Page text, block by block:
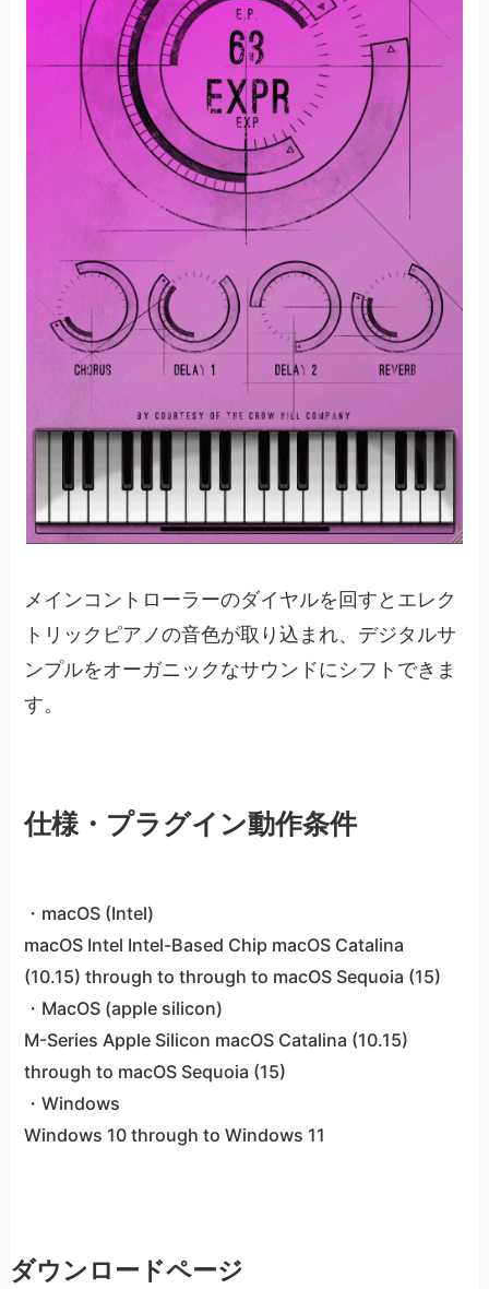
メインコントローラーのダイヤルを回すとエレク
トリックピアノの音色が取り込まれ、デジタルサ
ンプルをオーガニックなサウンドにシフトできま
す。
仕様・プラグイン動作条件
・macOS (Intel)
macOS Intel Intel-Based Chip macOS Catalina
(10.15) through to through to macOS Sequoia (15)
・MacOS (apple silicon)
M-Series Apple Silicon macOS Catalina (10.15)
through to macOS Sequoia (15)
・Windows
Windows 10 through to Windows 11
ダウンロードページ